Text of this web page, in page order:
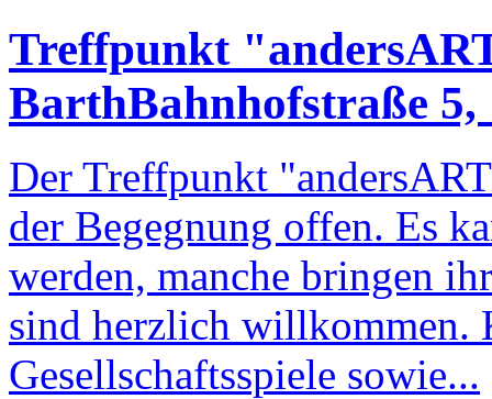
Treffpunkt
BarthBahnhofstraße
Der Treffpunkt
der Begegnung offen. Es
werden, manche bringen
sind herzlich willkommen.
Gesellschaftsspiele sowie...